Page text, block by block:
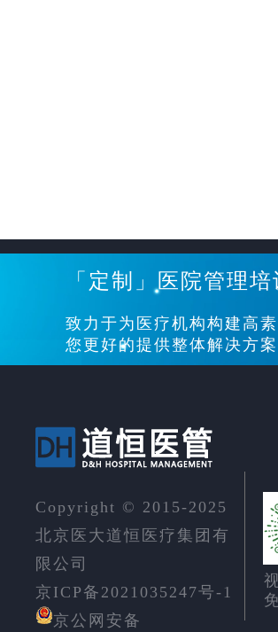
「定制」医院管理
致力于为医疗机构构建高
您更好的提供整体解决方案
Copyright © 2015-2025
北京医大道恒医疗集团有
限公司
京ICP备2021035247号-1
京公网安备